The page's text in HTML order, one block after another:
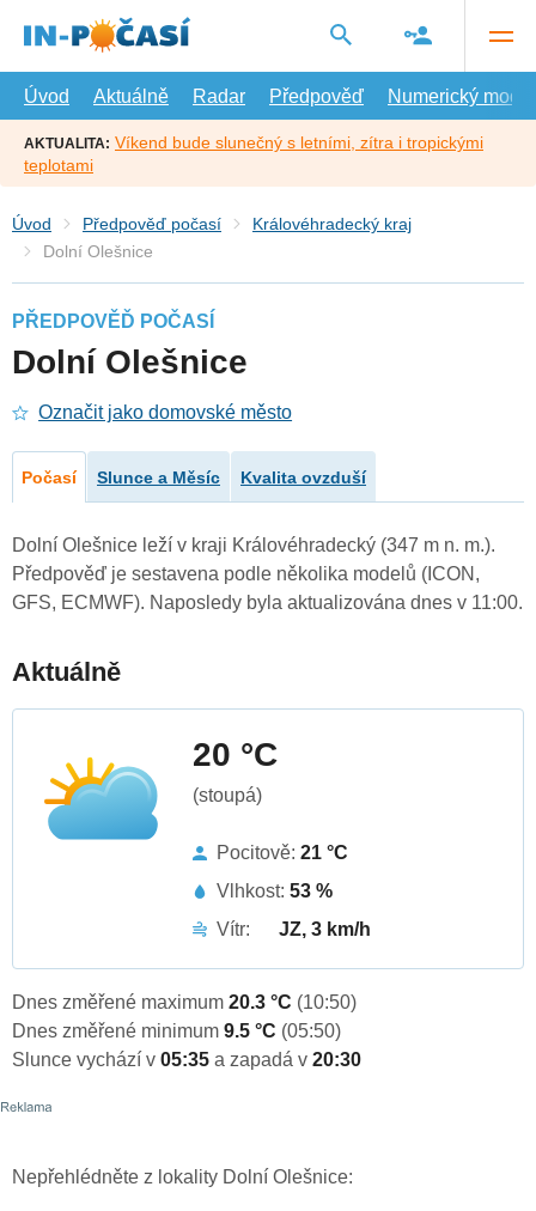
hlavní
Úvod
Aktuálně Radar Předpověď Numerický model
AKTUALITA: Víkend bude slunečný s letními, zítra i tropickými
teplotami
Úvod Předpověď počasí
Královéhradecký kraj
Dolní Olešnice
PŘEDPOVĚĎ POČASÍ
Dolní Olešnice
Označit jako domovské město
Počasí Slunce a Měsíc Kvalita ovzduší
Dolní Olešnice leží v kraji Královéhradecký (347 m n. m.).
Předpověď je sestavena podle několika modelů (ICON,
GFS, ECMWF). Naposledy byla aktualizována dnes v 11:00.
Aktuálně
20 °C
(stoupá)
Pocitově: 21 °C
Vlhkost: 53 %
Vítr:
JZ, 3 km/h
Dnes změřené maximum 20.3 °C (10:50)
Dnes změřené minimum 9.5 °C (05:50)
Slunce vychází v 05:35 a zapadá v 20:30
Nepřehlédněte z lokality Dolní Olešnice: